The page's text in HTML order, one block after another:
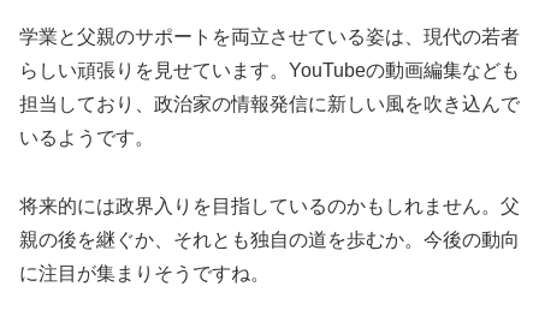
学業と父親のサポートを両立させている姿は、現代の若者
らしい頑張りを見せています。YouTubeの動画編集なども
担当しており、政治家の情報発信に新しい風を吹き込んで
いるようです。
将来的には政界入りを目指しているのかもしれません。父
親の後を継ぐか、それとも独自の道を歩むか。今後の動向
に注目が集まりそうですね。